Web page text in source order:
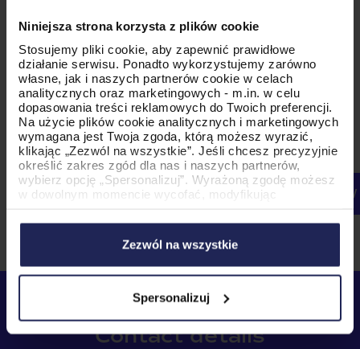
Niniejsza strona korzysta z plików cookie
Stosujemy pliki cookie, aby zapewnić prawidłowe
działanie serwisu. Ponadto wykorzystujemy zarówno
własne, jak i naszych partnerów cookie w celach
analitycznych oraz marketingowych - m.in. w celu
dopasowania treści reklamowych do Twoich preferencji.
Na użycie plików cookie analitycznych i marketingowych
wymagana jest Twoja zgoda, którą możesz wyrazić,
klikając „Zezwól na wszystkie”. Jeśli chcesz precyzyjnie
określić zakres zgód dla nas i naszych partnerów,
wybierz opcję „Spersonalizuj”. Wyrażoną zgodę możesz
w dowolnym momencie wycofać, modyfikując
Korzystanie z plików cookie w wymienionych celach
wiąże się z przetwarzaniem Twoich danych osobowych.
Administratorem tych danych jest PromoAgency sp. z
o.o., a w niektórych przypadkach także nasi partnerzy.
Szczegółowe informacje na temat stosowania cookie
oraz przetwarzania danych osobowych, w tym
przysługujących Ci uprawnień, znajdziesz w naszej
Polityce Cookies.
Zezwól na wszystkie
Spersonalizuj
tick the checkbox below.
I agree to allow PromoAgency to store and process
my personal data.*
You can unsubscribe from these communications at any
time. For more information on how to unsubscribe, our
privacy practices, and how we are committed
to protecting and respecting your privacy, please review
our Privacy Policy.
Contact details